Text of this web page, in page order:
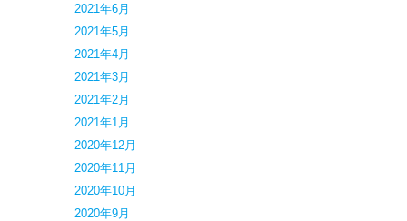
2021年6月
2021年5月
2021年4月
2021年3月
2021年2月
2021年1月
2020年12月
2020年11月
2020年10月
2020年9月